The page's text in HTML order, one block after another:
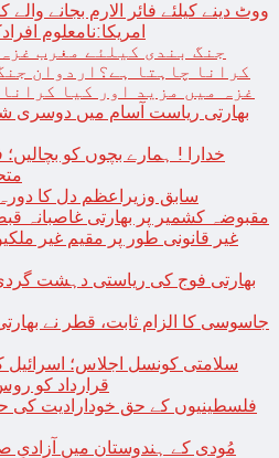
ووٹ دینے کیلئے فائر الارم بجانے
امریکا:نامعلوم افرادکی
جنگ بندی کیلئے مغرب
کرانا چاہتا ہے؟اردوان
غزہ میں مزید اور کیا
بھارتی ریاست آسام میں دوسری
خدارا ! ہمارے بچوں کو
سابق وزیراعظم دل کا
مقبوضہ کشمیر پر بھارتی غاصبانہ قبضے کو 76
سلامتی کونسل اجلاس؛
قرارداد کو
فلسطینیوں کے حق خودارادیت کی
مُودی کے ہندوستان میں آزادیِ